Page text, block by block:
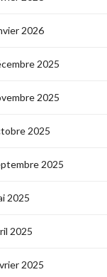
2026
2025
2025
2025
2025
2025
2025
2025